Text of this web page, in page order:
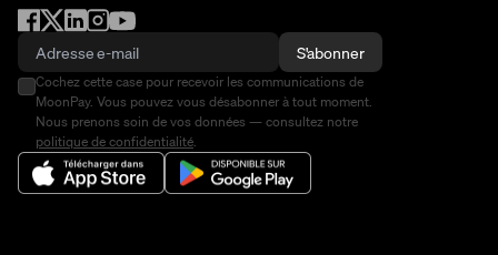
S'abonner
Cochez cette case pour recevoir les communications de
MoonPay. Vous pouvez vous désabonner à tout moment.
Nous prenons soin de vos données — consultez notre
politique de confidentialité.